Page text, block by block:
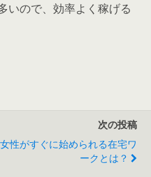
いので、効率よく稼げる
次の投稿
女性がすぐに始められる在宅ワ
ークとは？